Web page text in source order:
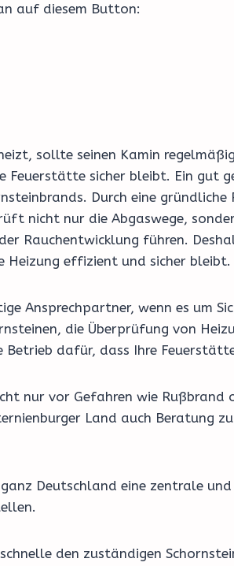
auf diesem Button:
sollte seinen Kamin
sicher bleibt. Ein gut
Durch eine
nicht nur die Abgaswege,
Rauchentwicklung führen.
effizient und sicher bleibt.
Ansprechpartner, wenn es um
die Überprüfung von
dafür, dass Ihre
nur vor Gefahren wie
Land auch Beratung
Deutschland eine zentrale
den zuständigen